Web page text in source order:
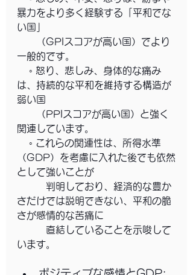
暴力をより多く経験する「平和でな
い国」
（GPIスコアが高い国）でより
一般的です。
は、持続的な平和を維持する構造が
弱い国
（PPIスコアが高い国）と強く
関連しています。
（GDP）を考慮に入れた後でも依然
として強いことが
判明しており、経済的な豊か
さだけでは説明できない、平和の脆
さが感情的な苦痛に
直結していることを示唆して
います。